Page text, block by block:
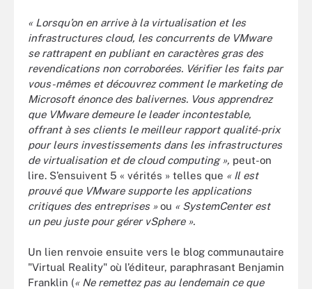
« Lorsqu’on en arrive à la virtualisation et les
infrastructures cloud, les concurrents de VMware
se rattrapent en publiant en caractères gras des
revendications non corroborées. Vérifier les faits par
vous-mêmes et découvrez comment le marketing de
Microsoft énonce des balivernes. Vous apprendrez
que VMware demeure le leader incontestable,
offrant à ses clients le meilleur rapport qualité-prix
pour leurs investissements dans les infrastructures
de virtualisation et de cloud computing », peut-on
lire. S’ensuivent 5 « vérités » telles que « Il est
prouvé que VMware supporte les applications
critiques des entreprises » ou « SystemCenter est
un peu juste pour gérer vSphere ».
Un lien renvoie ensuite vers le blog communautaire
"Virtual Reality" où l’éditeur, paraphrasant Benjamin
Franklin (« Ne remettez pas au lendemain ce que